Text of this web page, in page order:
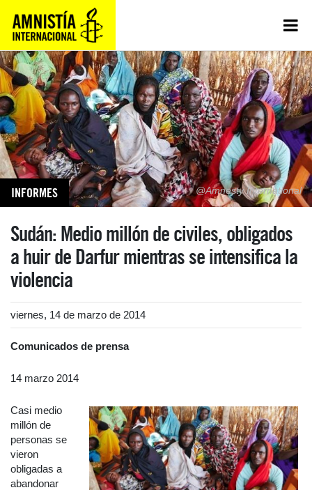
@Amnesty International
INFORMES
Sudán: Medio millón de civiles, obligados
a huir de Darfur mientras se intensifica la
violencia
viernes, 14 de marzo de 2014
Comunicados de prensa
14 marzo 2014
Casi medio
millón de
personas se
vieron
obligadas a
abandonar